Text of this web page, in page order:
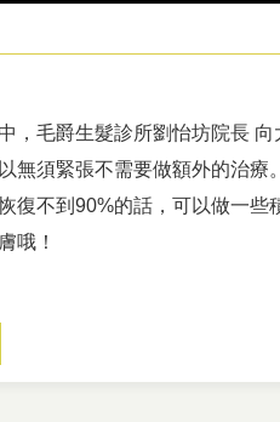
，毛爵生髮診所劉怡坊院長
無須緊張不需要做額外的治
復不到90%的話，可以做一
哦！